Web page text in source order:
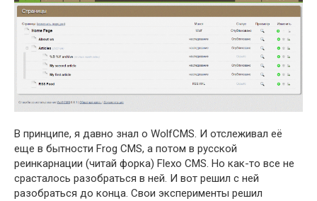
В принципе, я давно знал о WolfCMS. И отслеживал её
еще в бытности Frog CMS, а потом в русской
реинкарнации (читай форка) Flexo CMS. Но как-то все не
срасталось разобраться в ней. И вот решил с ней
разобраться до конца. Свои эксперименты решил